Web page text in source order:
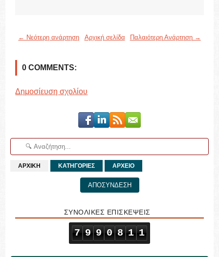
← Νεότερη ανάρτηση Παλαιότερη Ανάρτηση →
Αρχική σελίδα
0 COMMENTS:
Δημοσίευση σχολίου
ΑΡΧΙΚΗ ΚΑΤΗΓΟΡΙΕΣ ΑΡΧΕΙΟ
ΑΠΟΣΥΝΔΕΣΗ
ΣΥΝΟΛΙΚΕΣ ΕΠΙΣΚΕΨΕΙΣ
7 9 9 0 8 1 1